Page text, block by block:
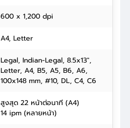
600 x 1,200 dpi
A4, Letter
Legal, Indian-Legal, 8.5x13",
Letter, A4, B5, A5, B6, A6,
100x148 mm, #10, DL, C4, C6
สูงสุด 22 หน้าต่อนาที (A4)
14 ipm (หลายหน้า)